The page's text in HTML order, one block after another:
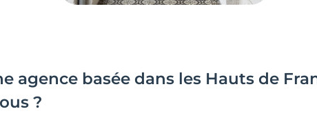
agence basée dans les Hauts de
?